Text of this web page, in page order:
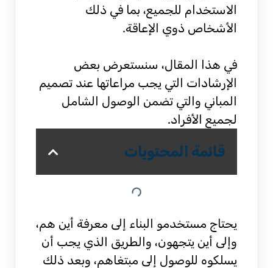
الاستخدام للجميع، بما في ذلك
الأشخاص ذوي الإعاقة.
في هذا المقال، سنستعرض بعض
الإرشادات التي يجب مراعاتها عند تصميم
المباني والتي تضمن الوصول الشامل
لجميع الأفراد.
قائمة المحتويات
يحتاج مستخدمو البناء إلى معرفة أين هم،
وإلى أين يتجهون، والطريق الذي يجب أن
يسلكوه للوصول إلى مبتغاهم، وبعد ذلك